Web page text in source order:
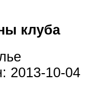
клуба
2013-10-04